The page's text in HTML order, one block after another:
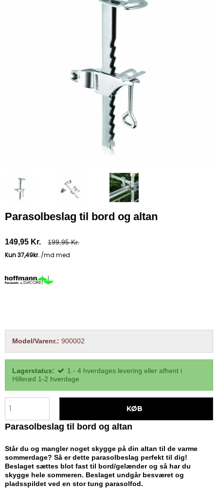
Parasolbeslag til bord og altan
149,95 Kr. 199,95 Kr.
Model/Varenr.: 900002
Lagerstatus:
1 - 4 hverdages levering eller afhent i
Hillerød 1-2 hverdage
KØB
Parasolbeslag til bord og altan
Står du og mangler noget skygge på din altan til de varme
sommerdage? Så er dette parasolbeslag perfekt til dig!
Beslaget sættes blot fast til bord/gelænder og så har du
skygge hele sommeren. Beslaget undgår besværet og
pladsspildet ved en stor tung parasolfod.